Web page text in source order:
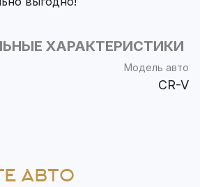
ХАРАКТЕРИСТИКИ
Модель авто
CR-V
АВТО